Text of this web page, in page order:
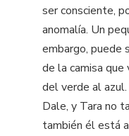
ser consciente,
anomalía. Un
embargo, puede
de la camisa que
del verde al
Dale, y Tara no
también él está